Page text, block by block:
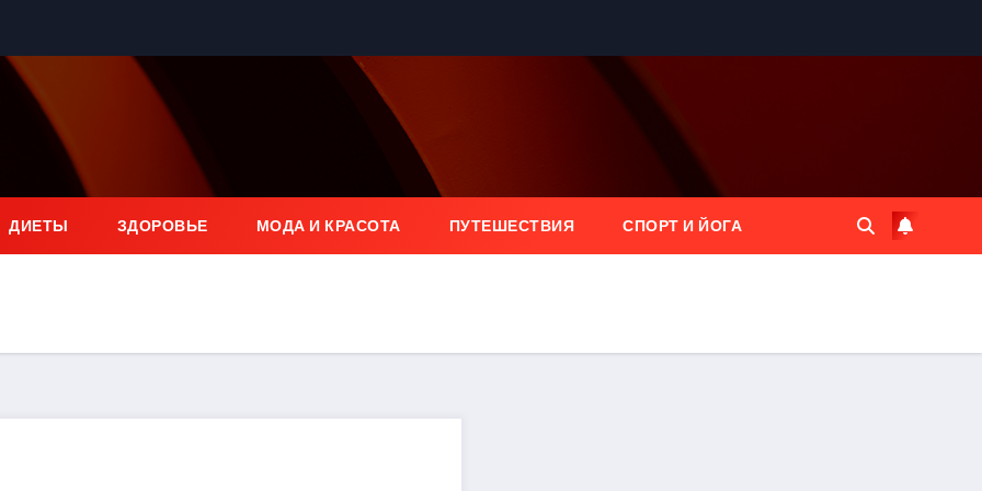
ДИЕТЫ ЗДОРОВЬЕ МОДА И КРАСОТА ПУТЕШЕСТВИЯ СПОРТ И ЙОГА